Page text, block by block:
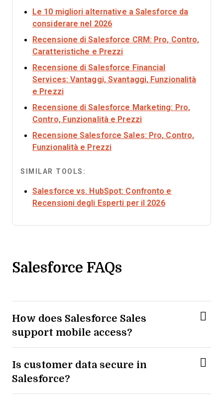
Le 10 migliori alternative a Salesforce da
considerare nel 2026Opens new window
Recensione di Salesforce CRM: Pro, Contro,
Caratteristiche e Prezzi
Recensione di Salesforce Financial
Services: Vantaggi, Svantaggi, Funzionalità
e PrezziOpens new window
Recensione di Salesforce Marketing: Pro,
Contro, Funzionalità e PrezziOpens new window
Recensione Salesforce Sales: Pro, Contro,
Funzionalità e Prezzi
SIMILAR TOOLS:
Salesforce vs. HubSpot: Confronto e
Recensioni degli Esperti per il 2026Opens new
Salesforce FAQs
How does Salesforce Sales
support mobile access?
Is customer data secure in
Salesforce?